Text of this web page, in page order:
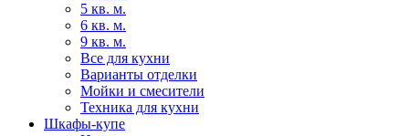
5 кв. м.
6 кв. м.
9 кв. м.
Все для кухни
Варианты отделки
Мойки и смесители
Техника для кухни
Шкафы-купе